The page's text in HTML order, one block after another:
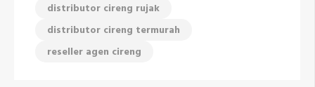
distributor cireng rujak
distributor cireng termurah
reseller agen cireng